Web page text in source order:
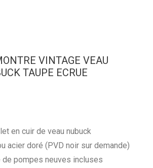
VINTAGE VEAU
TAUPE ECRUE
en cuir de veau nubuck
acier doré (PVD noir sur demande)
de pompes neuves incluses